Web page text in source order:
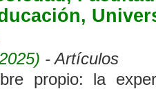
- Artículos
propio: la